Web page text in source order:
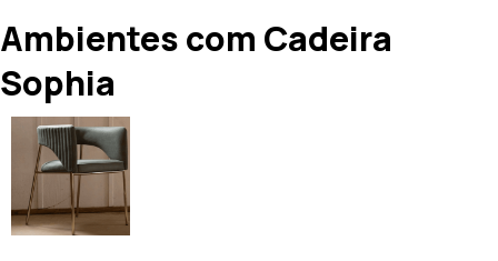
Ambientes com Cadeira
Sophia